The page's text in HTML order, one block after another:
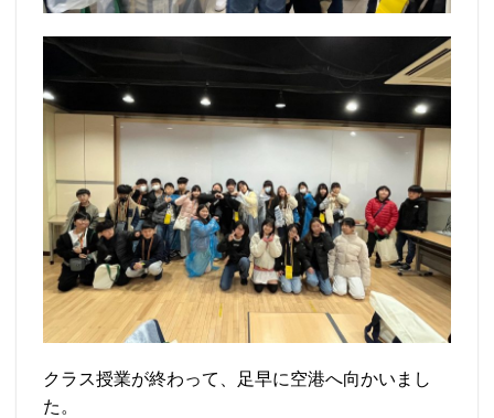
クラス授業が終わって、足早に空港へ向かいまし
た。